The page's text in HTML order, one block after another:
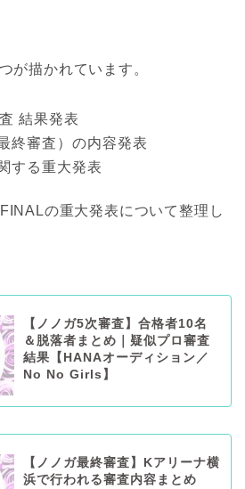
が描かれています。
結果発表
終審査）の内容発表
する重大発表
の重大発表について整理し
【ノノガ5次審査】合格者10名
＆脱落者まとめ｜疑似プロ審査
結果【HANAオーディション／
No No Girls】
【ノノガ最終審査】Kアリーナ横
浜で行われる審査内容まとめ